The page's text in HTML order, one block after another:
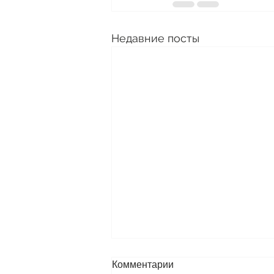
Недавние посты
Комментарии